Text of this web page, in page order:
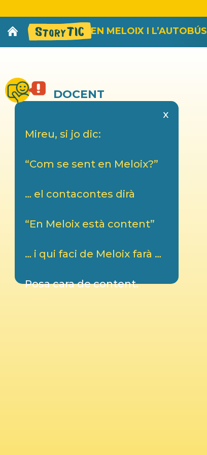
EN MELOIX I L’AUTOBÚS
DOCENT
x
Mireu, si jo dic:
“Com se sent en Meloix?”
… el contacontes dirà
“En Meloix està content”
… i qui faci de Meloix farà …
Posa cara de content.